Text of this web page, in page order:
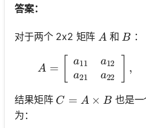
答案：
对于两个 2x2 矩阵 A
A 和 B
B ：
A = a11
a21
a12
a22
,
结果矩阵 C=A \times B
C = A × B 也是一
为：